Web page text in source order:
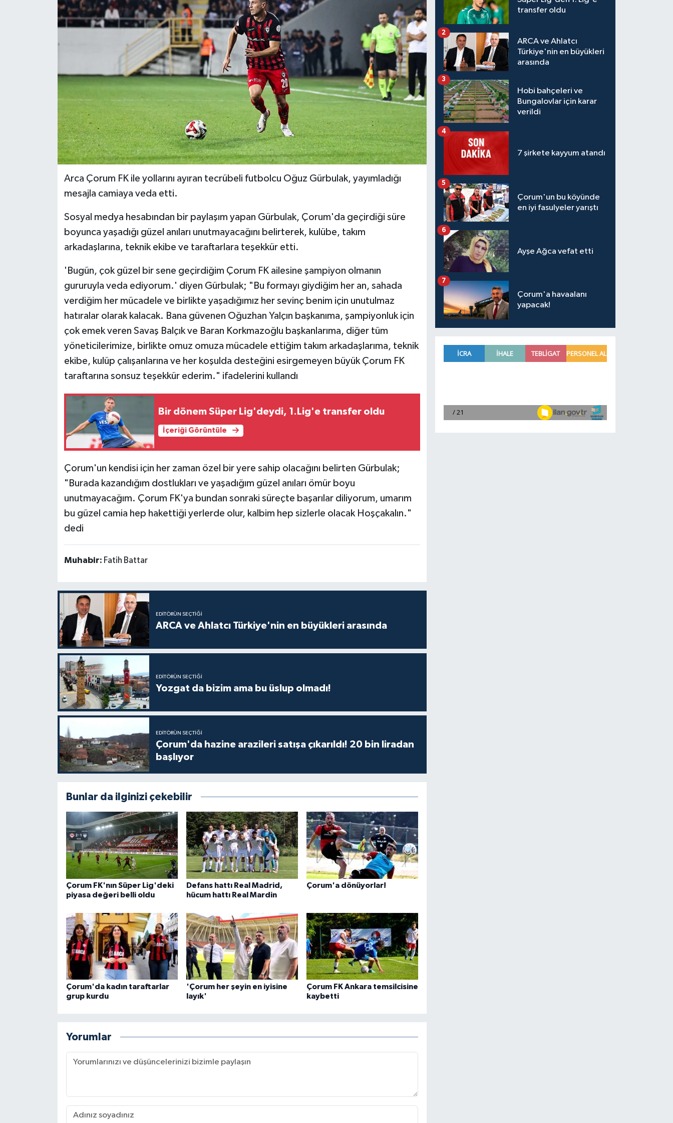
Arca Çorum FK ile yollarını ayıran tecrübeli futbolcu Oğuz Gürbulak, yayımladığı
mesajla camiaya veda etti.
Sosyal medya hesabından bir paylaşım yapan Gürbulak, Çorum'da geçirdiği süre
boyunca yaşadığı güzel anıları unutmayacağını belirterek, kulübe, takım
arkadaşlarına, teknik ekibe ve taraftarlara teşekkür etti.
'Bugün, çok güzel bir sene geçirdiğim Çorum FK ailesine şampiyon olmanın
gururuyla veda ediyorum.' diyen Gürbulak; "Bu formayı giydiğim her an, sahada
verdiğim her mücadele ve birlikte yaşadığımız her sevinç benim için unutulmaz
hatıralar olarak kalacak. Bana güvenen Oğuzhan Yalçın başkanıma, şampiyonluk için
çok emek veren Savaş Balçık ve Baran Korkmazoğlu başkanlarıma, diğer tüm
yöneticilerimize, birlikte omuz omuza mücadele ettiğim takım arkadaşlarıma, teknik
ekibe, kulüp çalışanlarına ve her koşulda desteğini esirgemeyen büyük Çorum FK
taraftarına sonsuz teşekkür ederim." ifadelerini kullandı
Bir dönem Süper Lig'deydi, 1.Lig'e transfer oldu
İçeriği Görüntüle
Çorum'un kendisi için her zaman özel bir yere sahip olacağını belirten Gürbulak;
"Burada kazandığım dostlukları ve yaşadığım güzel anıları ömür boyu
unutmayacağım. Çorum FK'ya bundan sonraki süreçte başarılar diliyorum, umarım
bu güzel camia hep hakettiği yerlerde olur, kalbim hep sizlerle olacak Hoşçakalın."
dedi
Muhabir: Fatih Battar
EDITÖRÜN SEÇTIĞI
ARCA ve Ahlatcı Türkiye'nin en büyükleri arasında
EDITÖRÜN SEÇTIĞI
Yozgat da bizim ama bu üslup olmadı!
EDITÖRÜN SEÇTIĞI
Çorum'da hazine arazileri satışa çıkarıldı! 20 bin liradan
başlıyor
Bunlar da ilginizi çekebilir
Çorum FK'nın Süper Lig'deki
piyasa değeri belli oldu
Defans hattı Real Madrid,
hücum hattı Real Mardin
Çorum'a dönüyorlar!
Çorum'da kadın taraftarlar
grup kurdu
'Çorum her şeyin en iyisine
layık'
Çorum FK Ankara temsilcisine
kaybetti
Yorumlar
transfer oldu
ARCA ve Ahlatcı
Türkiye'nin en büyükleri
arasında
2
Hobi bahçeleri ve
Bungalovlar için karar
verildi
3
7 şirkete kayyum atandı
4
Çorum'un bu köyünde
en iyi fasulyeler yarıştı
5
Ayşe Ağca vefat etti
6
Çorum'a havaalanı
yapacak!
7
İLÇELER
OTOPARK